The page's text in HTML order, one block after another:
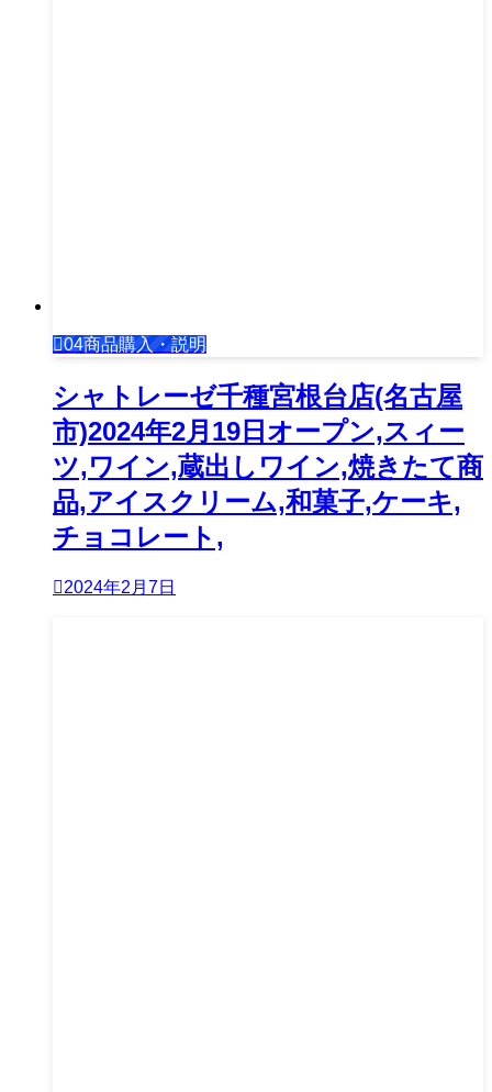
04商品購入・説明
シャトレーゼ千種宮根台店(名古屋
市)2024年2月19日オープン,スィー
ツ,ワイン,蔵出しワイン,焼きたて商
品,アイスクリーム,和菓子,ケーキ,
チョコレート,
2024年2月7日